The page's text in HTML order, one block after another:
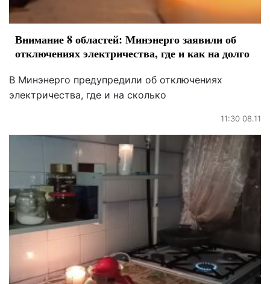
Внимание 8 областей: Минэнерго заявили об
отключениях электричества, где и как на долго
В Минэнерго предупредили об отключениях
электричества, где и на сколько
11:30 08.11